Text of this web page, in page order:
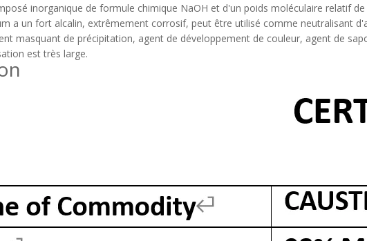
inorganique de formule chimique NaOH et d'un poids moléculaire relatif de
a un fort alcalin, extrêmement corrosif, peut être utilisé comme neutralisant
masquant de précipitation, agent de développement de couleur, agent de
est très large.